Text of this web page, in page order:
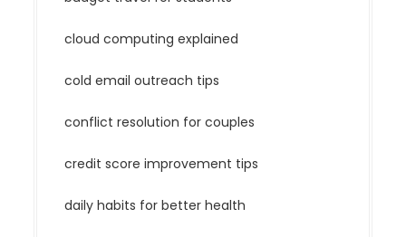
cloud computing explained
cold email outreach tips
conflict resolution for couples
credit score improvement tips
daily habits for better health